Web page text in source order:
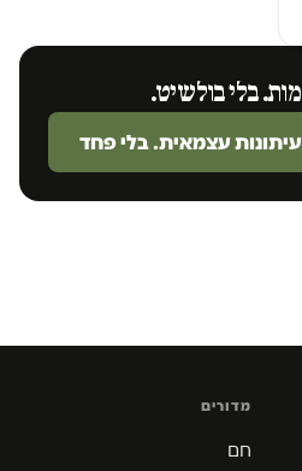
בלי בולשיט.
עצמאית. בלי פחד
מדורים
חם